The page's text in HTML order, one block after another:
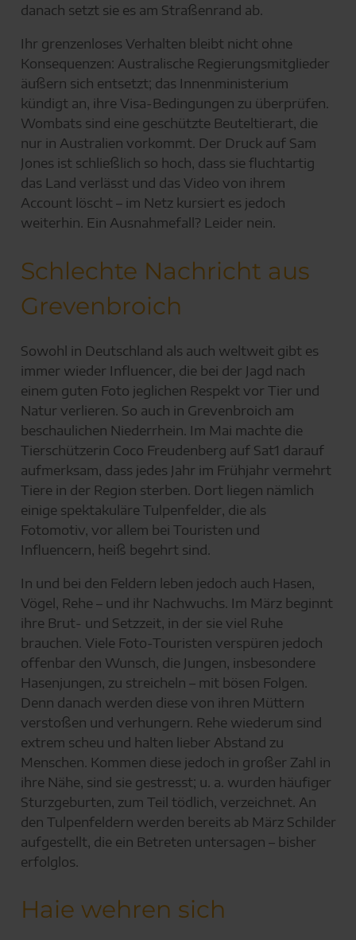
danach setzt sie es am Straßenrand ab.
Ihr grenzenloses Verhalten bleibt nicht ohne
Konsequenzen: Australische Regierungsmitglieder
äußern sich entsetzt; das Innenministerium
kündigt an, ihre Visa-Bedingungen zu überprüfen.
Wombats sind eine geschützte Beuteltierart, die
nur in Australien vorkommt. Der Druck auf Sam
Jones ist schließlich so hoch, dass sie fluchtartig
das Land verlässt und das Video von ihrem
Account löscht – im Netz kursiert es jedoch
weiterhin. Ein Ausnahmefall? Leider nein.
Schlechte Nachricht aus
Grevenbroich
Sowohl in Deutschland als auch weltweit gibt es
immer wieder Influencer, die bei der Jagd nach
einem guten Foto jeglichen Respekt vor Tier und
Natur verlieren. So auch in Grevenbroich am
beschaulichen Niederrhein. Im Mai machte die
Tierschützerin Coco Freudenberg auf Sat1 darauf
aufmerksam, dass jedes Jahr im Frühjahr vermehrt
Tiere in der Region sterben. Dort liegen nämlich
einige spektakuläre Tulpenfelder, die als
Fotomotiv, vor allem bei Touristen und
Influencern, heiß begehrt sind.
In und bei den Feldern leben jedoch auch Hasen,
Vögel, Rehe – und ihr Nachwuchs. Im März beginnt
ihre Brut- und Setzzeit, in der sie viel Ruhe
brauchen. Viele Foto-Touristen verspüren jedoch
offenbar den Wunsch, die Jungen, insbesondere
Hasenjungen, zu streicheln – mit bösen Folgen.
Denn danach werden diese von ihren Müttern
verstoßen und verhungern. Rehe wiederum sind
extrem scheu und halten lieber Abstand zu
Menschen. Kommen diese jedoch in großer Zahl in
ihre Nähe, sind sie gestresst; u. a. wurden häufiger
Sturzgeburten, zum Teil tödlich, verzeichnet. An
den Tulpenfeldern werden bereits ab März Schilder
aufgestellt, die ein Betreten untersagen – bisher
erfolglos.
Haie wehren sich